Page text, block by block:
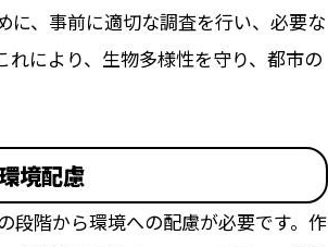
に、事前に適切な調査を行い、必要な
により、生物多様性を守り、都市の
境配慮
段階から環境への配慮が必要です。作